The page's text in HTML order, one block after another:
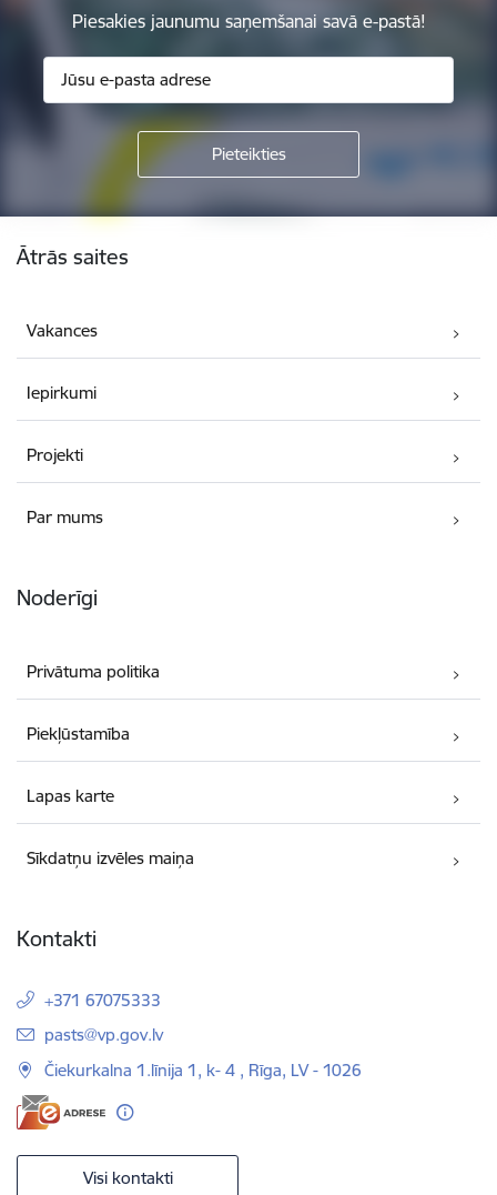
Piesakies jaunumu saņemšanai savā e-pastā!
Ātrās saites
Vakances
Iepirkumi
Projekti
Par mums
Noderīgi
Privātuma politika
Piekļūstamība
Lapas karte
Sīkdatņu izvēles maiņa
Kontakti
+371 67075333
E-pasts:
pasts@vp.gov.lv
Čiekurkalna 1.līnija 1, k- 4 , Rīga, LV - 1026
Visi kontakti